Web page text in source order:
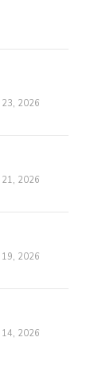
23, 2026
21, 2026
19, 2026
14, 2026